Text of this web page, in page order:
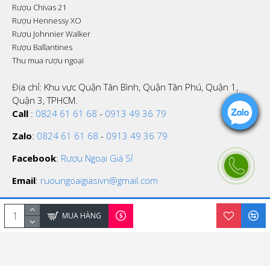
MUA HÀNG
Rượu Chivas 21
Rượu Hennessy XO
Rượu Johnnier Walker
Rượu Ballantines
Thu mua rượu ngoại
Địa chỉ: Khu vực Quận Tân Bình, Quận Tân Phú, Quận 1,
Quận 3, TPHCM.
Call : 0824 61 61 68 - 0913 49 36 79
Zalo: 0824 61 61 68 - 0913 49 36 79
Facebook: Rượu Ngoại Giá Sỉ
Email: ruoungoaigiasivn@gmail.com